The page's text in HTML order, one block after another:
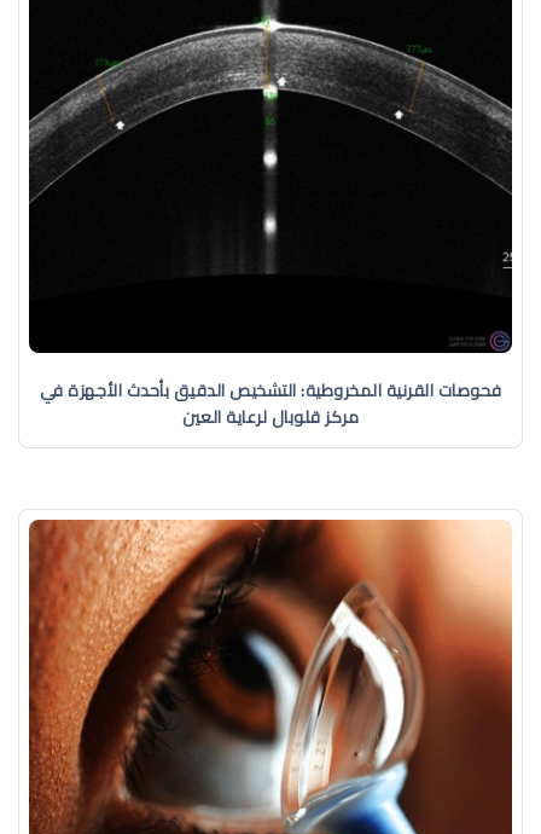
فحوصات القرنية المخروطية: التشخيص الدقيق بأحدث الأجهزة في
مركز قلوبال لرعاية العين